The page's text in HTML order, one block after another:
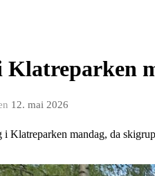
Klatreparken
12. mai 2026
i Klatreparken mandag, da